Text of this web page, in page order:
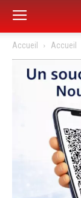
Accueil Accueil